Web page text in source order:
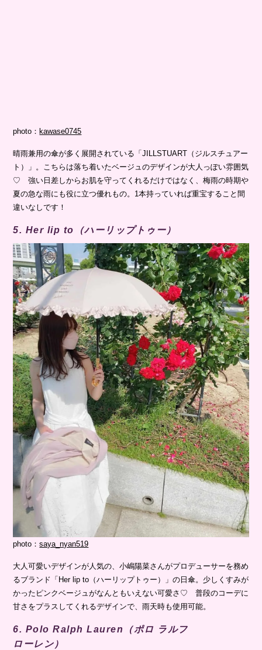
photo：kawase0745
晴雨兼用の傘が多く展開されている「JILLSTUART（ジルスチュアー
ト）」。こちらは落ち着いたベージュのデザインが大人っぽい雰囲気
♡ 強い日差しからお肌を守ってくれるだけではなく、梅雨の時期や
夏の急な雨にも役に立つ優れもの。1本持っていれば重宝すること間
違いなしです！
5. Her lip to（ハーリップトゥー）
photo：saya_nyan519
大人可愛いデザインが人気の、小嶋陽菜さんがプロデューサーを務め
るブランド「Her lip to（ハーリップトゥー）」の日傘。少しくすみが
かったピンクベージュがなんともいえない可愛さ♡ 普段のコーデに
甘さをプラスしてくれるデザインで、雨天時も使用可能。
6. Polo Ralph Lauren（ポロ ラルフ
ローレン）